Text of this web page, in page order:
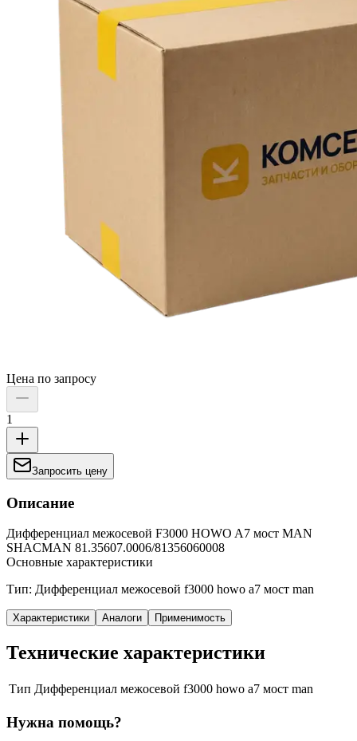
Цена по запросу
1
Запросить цену
Описание
Дифференциал межосевой F3000 HOWO A7 мост MAN
SHACMAN 81.35607.0006/81356060008
Основные характеристики
Тип: Дифференциал межосевой f3000 howo a7 мост man
Характеристики Аналоги Применимость
Технические характеристики
Тип Дифференциал межосевой f3000 howo a7 мост man
Нужна помощь?